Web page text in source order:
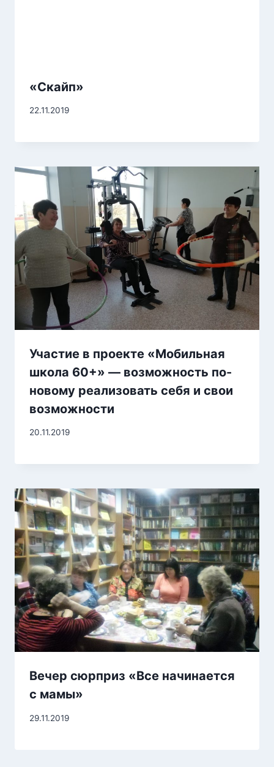
«Скайп»
22.11.2019
Участие в проекте «Мобильная
школа 60+» — возможность по-
новому реализовать себя и свои
возможности
20.11.2019
Вечер сюрприз «Все начинается
с мамы»
29.11.2019